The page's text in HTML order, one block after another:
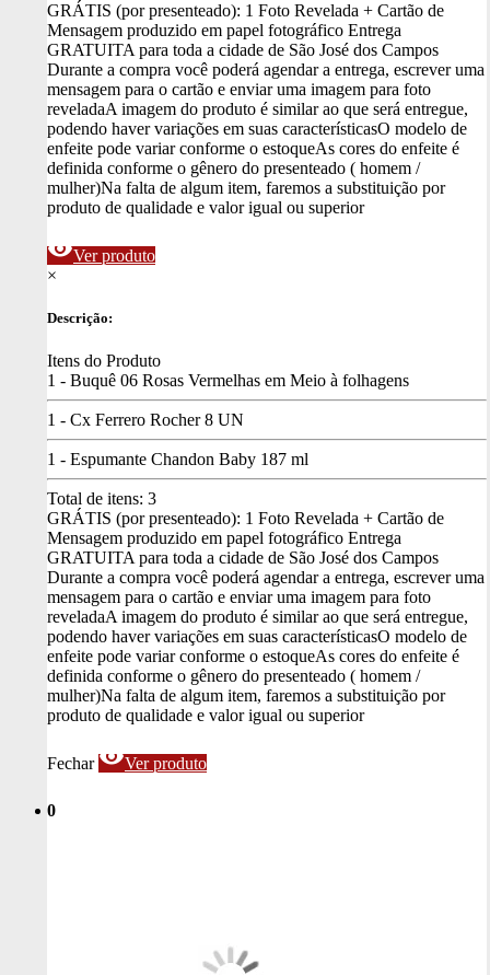
GRÁTIS (por presenteado): 1 Foto Revelada + Cartão de
Mensagem produzido em papel fotográfico Entrega
GRATUITA para toda a cidade de São José dos Campos
Durante a compra você poderá agendar a entrega, escrever uma
mensagem para o cartão e enviar uma imagem para foto
reveladaA imagem do produto é similar ao que será entregue,
podendo haver variações em suas característicasO modelo de
enfeite pode variar conforme o estoqueAs cores do enfeite é
definida conforme o gênero do presenteado ( homem /
mulher)Na falta de algum item, faremos a substituição por
produto de qualidade e valor igual ou superior
visibilityVer produto
×
Descrição:
Itens do Produto
1 - Buquê 06 Rosas Vermelhas em Meio à folhagens
1 - Cx Ferrero Rocher 8 UN
1 - Espumante Chandon Baby 187 ml
Total de itens: 3
GRÁTIS (por presenteado): 1 Foto Revelada + Cartão de
Mensagem produzido em papel fotográfico Entrega
GRATUITA para toda a cidade de São José dos Campos
Durante a compra você poderá agendar a entrega, escrever uma
mensagem para o cartão e enviar uma imagem para foto
reveladaA imagem do produto é similar ao que será entregue,
podendo haver variações em suas característicasO modelo de
enfeite pode variar conforme o estoqueAs cores do enfeite é
definida conforme o gênero do presenteado ( homem /
mulher)Na falta de algum item, faremos a substituição por
produto de qualidade e valor igual ou superior
Fechar visibilityVer produto
0